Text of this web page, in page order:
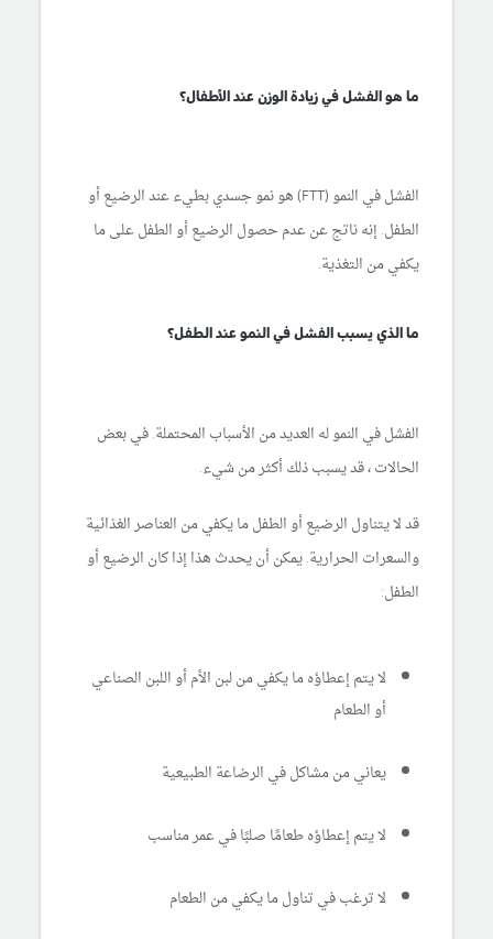
ما هو الفشل في زيادة الوزن عند الأطفال؟
الفشل في النمو (FTT) هو نمو جسدي بطيء عند الرضيع أو
الطفل. إنه ناتج عن عدم حصول الرضيع أو الطفل على ما
يكفي من التغذية.
ما الذي يسبب الفشل في النمو عند الطفل؟
الفشل في النمو له العديد من الأسباب المحتملة. في بعض
الحالات ، قد يسبب ذلك أكثر من شيء.
قد لا يتناول الرضيع أو الطفل ما يكفي من العناصر الغذائية
والسعرات الحرارية. يمكن أن يحدث هذا إذا كان الرضيع أو
الطفل:
لا يتم إعطاؤه ما يكفي من لبن الأم أو اللبن الصناعي
أو الطعام
يعاني من مشاكل في الرضاعة الطبيعية
لا يتم إعطاؤه طعامًا صلبًا في عمر مناسب
لا ترغب في تناول ما يكفي من الطعام